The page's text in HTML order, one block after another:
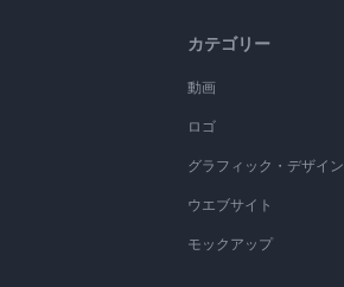
カテゴリー
動画
ロゴ
グラフィック・デザイン
ウエブサイト
モックアップ